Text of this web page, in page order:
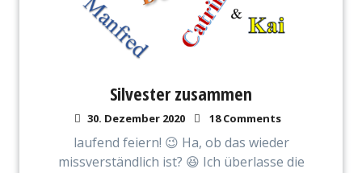
Silvester zusammen
30. Dezember 2020 18 Comments
laufend feiern! 😉 Ha, ob das wieder
missverständlich ist? 😆 Ich überlasse die